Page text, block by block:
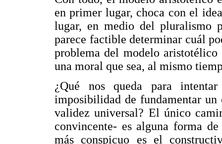
en primer lugar, choca con el
lugar, en medio del pluralismo
parece factible determinar cuál
problema del modelo aristotélico
una moral que sea, al mismo
¿Qué nos queda para
imposibilidad de fundamentar un
validez universal? El único
convincente- es alguna forma
más conspicuo es el